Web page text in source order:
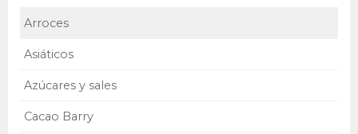
Arroces
Asiáticos
Azúcares y sales
Cacao Barry